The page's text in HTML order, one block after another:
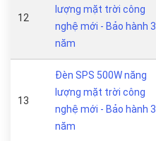
12
lượng mặt trời công
nghệ mới - Bảo hành 3
năm
13
Đèn SPS 500W năng
lượng mặt trời công
nghệ mới - Bảo hành 3
năm